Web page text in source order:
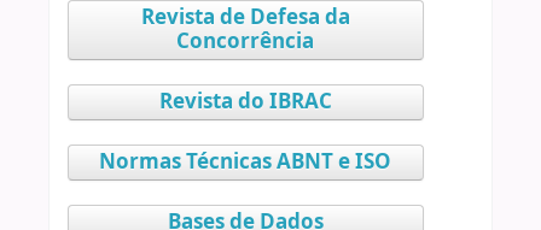
Revista de Defesa da
Concorrência
Revista do IBRAC
Normas Técnicas ABNT e ISO
Bases de Dados